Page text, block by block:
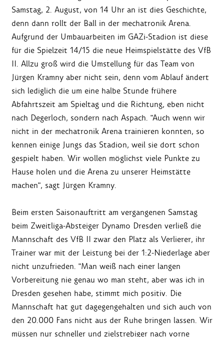
Samstag, 2. August, von 14 Uhr an ist dies Geschichte,
denn dann rollt der Ball in der mechatronik Arena.
Aufgrund der Umbauarbeiten im GAZi-Stadion ist diese
für die Spielzeit 14/15 die neue Heimspielstätte des VfB
II. Allzu groß wird die Umstellung für das Team von
Jürgen Kramny aber nicht sein, denn vom Ablauf ändert
sich lediglich die um eine halbe Stunde frühere
Abfahrtszeit am Spieltag und die Richtung, eben nicht
nach Degerloch, sondern nach Aspach. "Auch wenn wir
nicht in der mechatronik Arena trainieren konnten, so
kennen einige Jungs das Stadion, weil sie dort schon
gespielt haben. Wir wollen möglichst viele Punkte zu
Hause holen und die Arena zu unserer Heimstätte
machen", sagt Jürgen Kramny.
Beim ersten Saisonauftritt am vergangenen Samstag
beim Zweitliga-Absteiger Dynamo Dresden verließ die
Mannschaft des VfB II zwar den Platz als Verlierer, ihr
Trainer war mit der Leistung bei der 1:2-Niederlage aber
nicht unzufrieden. "Man weiß nach einer langen
Vorbereitung nie genau wo man steht, aber was ich in
Dresden gesehen habe, stimmt mich positiv. Die
Mannschaft hat gut dagegengehalten und sich auch von
den 20.000 Fans nicht aus der Ruhe bringen lassen. Wir
müssen nur schneller und zielstrebiger nach vorne